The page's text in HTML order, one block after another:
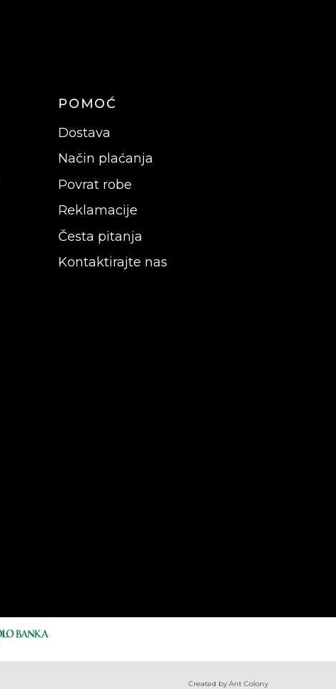
POMOĆ
Dostava
Način plaćanja
Povrat robe
Reklamacije
Česta pitanja
Kontaktirajte nas
Created by Ant Colony